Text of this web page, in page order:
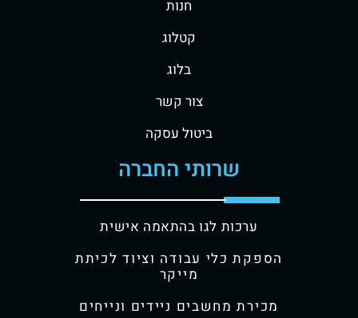
חנות
קטלוג
בלוג
צור קשר
ביטול עסקה
שרותי החברה
ערכות לגו בהתאמה אישית
הספקת כלי עבודה וציוד לכיתת
מייקר
מכירת מחשבים ניידים ונייחים